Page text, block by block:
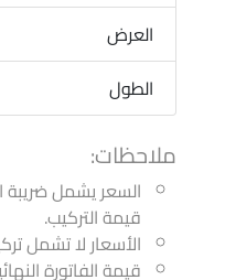
العرض
الطول
ملاحظات:
السعر يشمل
قيمة التركيب.
الأسعار لا تشمل
قيمة الفاتورة